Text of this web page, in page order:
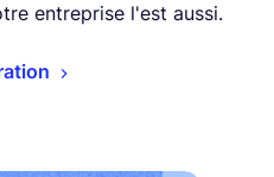
entreprise l'est aussi.